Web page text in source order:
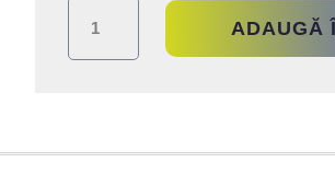
Cap
aerisire
Etatron
ADAUGĂ